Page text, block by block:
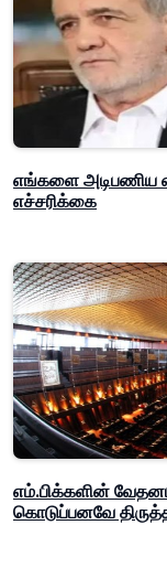
எங்களை அடிபணிய
எச்சரிக்கை
எம்.பிக்களின்
கொடுப்பனவே